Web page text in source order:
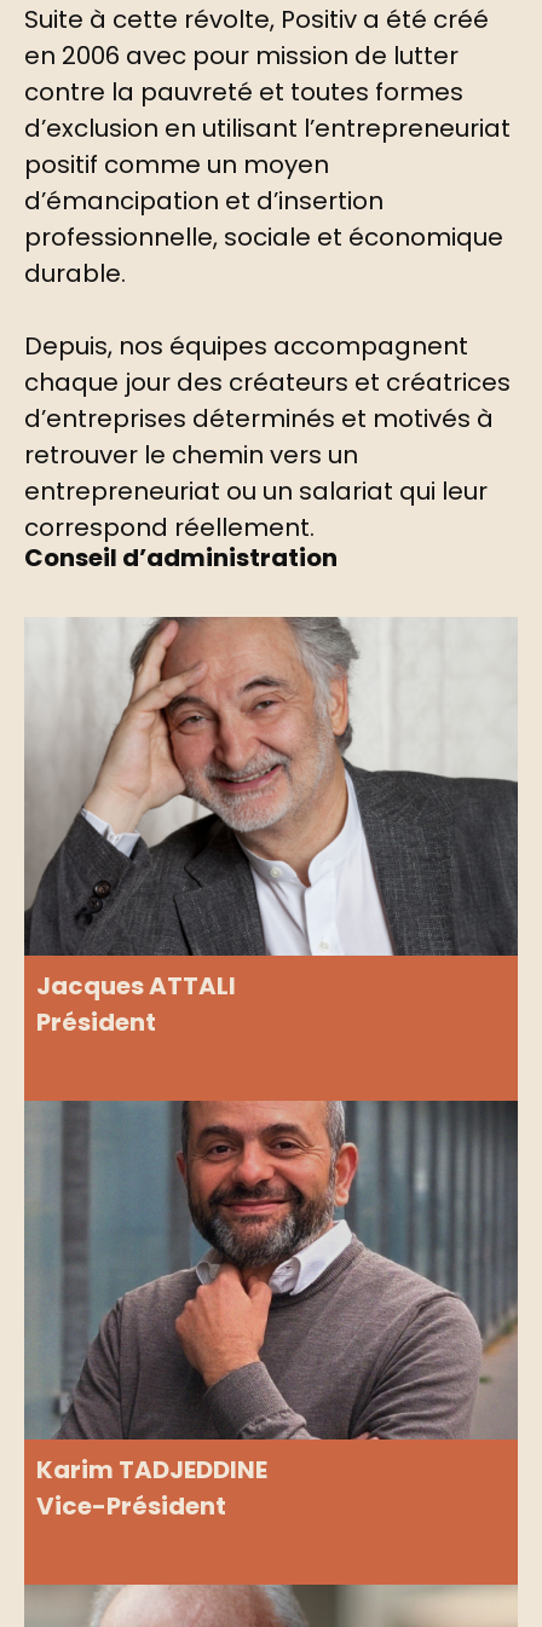
Suite à cette révolte, Positiv a été créé
en 2006 avec pour mission de lutter
contre la pauvreté et toutes formes
d’exclusion en utilisant l’entrepreneuriat
positif comme un moyen
d’émancipation et d’insertion
professionnelle, sociale et économique
durable.
Depuis, nos équipes accompagnent
chaque jour des créateurs et créatrices
d’entreprises déterminés et motivés à
retrouver le chemin vers un
entrepreneuriat ou un salariat qui leur
correspond réellement.
Conseil d’administration
Jacques ATTALI
Président
Karim TADJEDDINE
Vice-Président